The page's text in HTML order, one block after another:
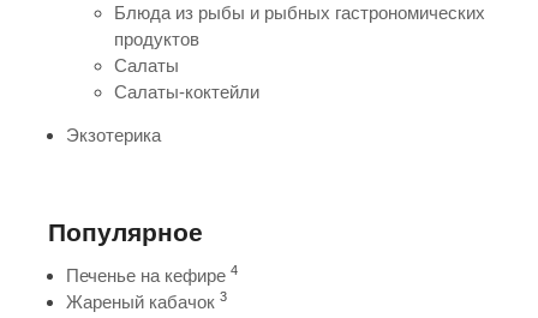
Блюда из рыбы и рыбных гастрономических
продуктов
Салаты
Салаты-коктейли
Экзотерика
Популярное
Печенье на кефире 4
Жареный кабачок 3